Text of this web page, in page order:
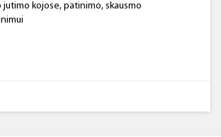
jutimo kojose, patinimo, skausmo